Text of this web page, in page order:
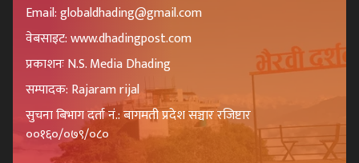
Email: globaldhading@gmail.com
वेबसाइट: www.dhadingpost.com
प्रकाशनः N.S. Media Dhading
सम्पादक: Rajaram rijal
सुचना बिभाग दर्ता नं.: बागमती प्रदेश सञ्चार रजिष्टार
००१६०/०७९/०८०